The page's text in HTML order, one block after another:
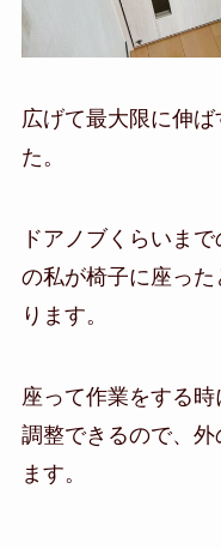
広げて最大限に伸
た。
ドアノブくらいま
の私が椅子に座っ
ります。
座って作業をする
調整できるので、
ます。